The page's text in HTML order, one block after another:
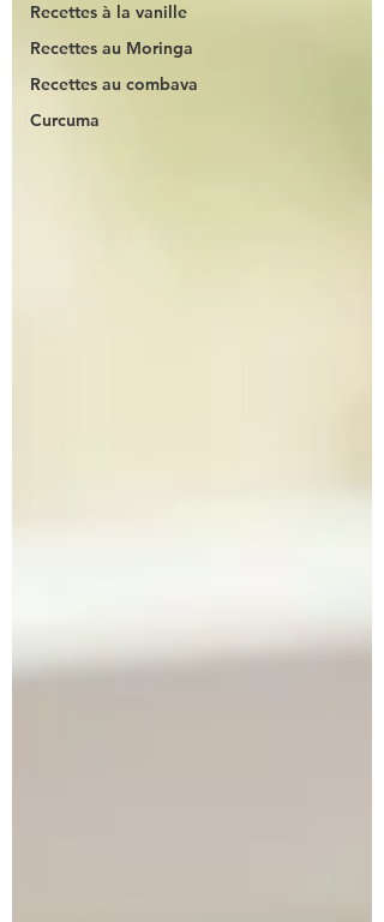
Recettes à la vanille
Recettes au Moringa
Recettes au combava
Curcuma